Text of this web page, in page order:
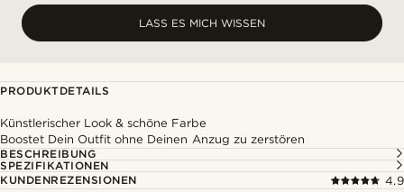
LASS ES MICH WISSEN
PRODUKTDETAILS
Künstlerischer Look & schöne Farbe
Boostet Dein Outfit ohne Deinen Anzug zu zerstören
BESCHREIBUNG
SPEZIFIKATIONEN
KUNDENREZENSIONEN
4.9